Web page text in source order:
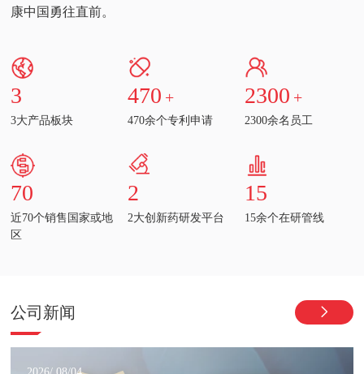
康中国勇往直前。
3
3大产品板块
470 +
470余个专利申请
2300 +
2300余名员工
70
近70个销售国家或地
区
2
2大创新药研发平台
15
15余个在研管线
公司新闻